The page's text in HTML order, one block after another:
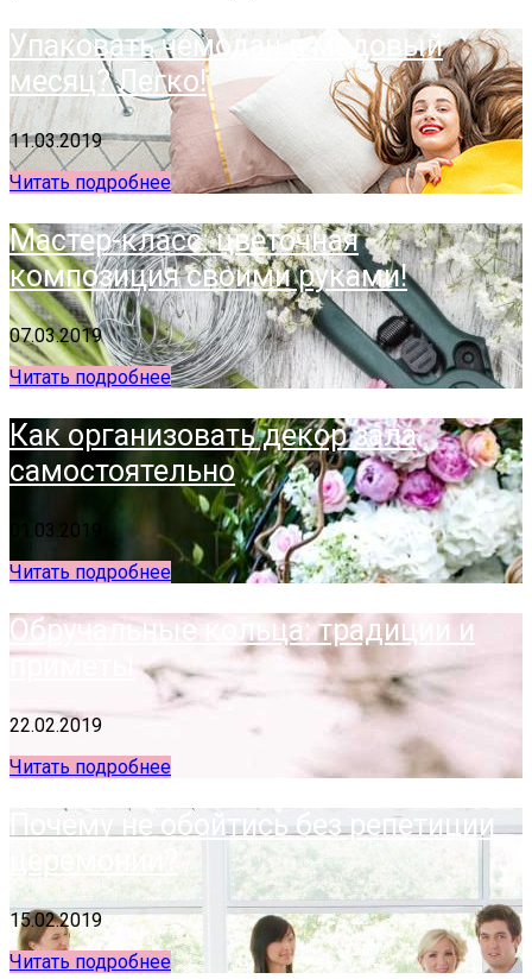
Упаковать чемодан в медовый
месяц? Легко!
11.03.2019
Читать подробнее
Мастер-класс: цветочная
композиция своими руками!
07.03.2019
Читать подробнее
Как организовать декор зала
самостоятельно
01.03.2019
Читать подробнее
Обручальные кольца: традиции и
приметы
22.02.2019
Читать подробнее
Почему не обойтись без репетиции
церемонии?
15.02.2019
Читать подробнее